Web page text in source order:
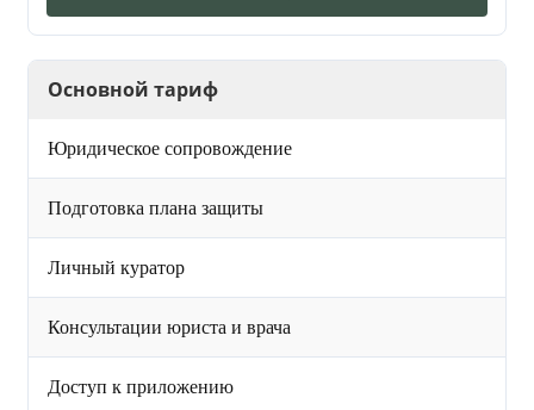
Основной тариф
Юридическое сопровождение
Подготовка плана защиты
Личный куратор
Консультации юриста и врача
Доступ к приложению